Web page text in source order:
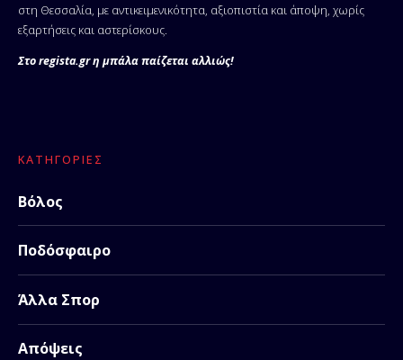
στη Θεσσαλία, με αντικειμενικότητα, αξιοπιστία και άποψη, χωρίς
εξαρτήσεις και αστερίσκους.
Στο regista.gr η μπάλα παίζεται αλλιώς!
ΚΑΤΗΓΟΡΊΕΣ
Βόλος
Ποδόσφαιρο
Άλλα Σπορ
Απόψεις